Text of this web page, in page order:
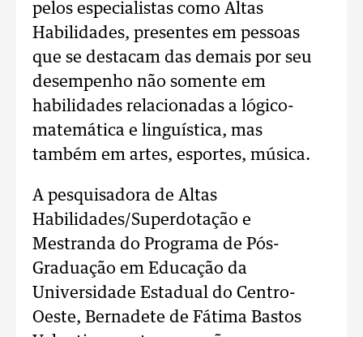
pelos especialistas como Altas
Habilidades, presentes em pessoas
que se destacam das demais por seu
desempenho não somente em
habilidades relacionadas a lógico-
matemática e linguística, mas
também em artes, esportes, música.
A pesquisadora de Altas
Habilidades/Superdotação e
Mestranda do Programa de Pós-
Graduação em Educação da
Universidade Estadual do Centro-
Oeste, Bernadete de Fátima Bastos